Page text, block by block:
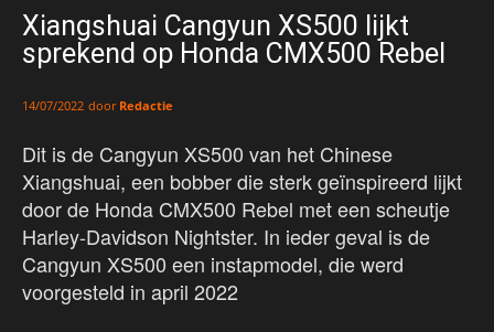
Xiangshuai Cangyun XS500 lijkt
sprekend op Honda CMX500 Rebel
14/07/2022 door Redactie
Dit is de Cangyun XS500 van het Chinese
Xiangshuai, een bobber die sterk geïnspireerd lijkt
door de Honda CMX500 Rebel met een scheutje
Harley-Davidson Nightster. In ieder geval is de
Cangyun XS500 een instapmodel, die werd
voorgesteld in april 2022